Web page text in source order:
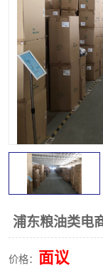
浦东粮油类电
价格： 面议
上海第三方仓储
仓储
上海托管仓库